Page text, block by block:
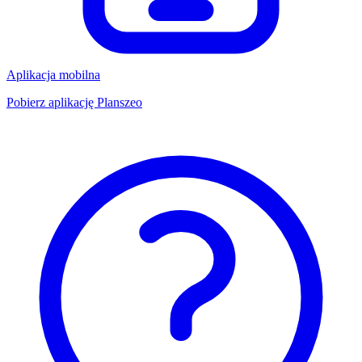
Aplikacja mobilna
Pobierz aplikację Planszeo